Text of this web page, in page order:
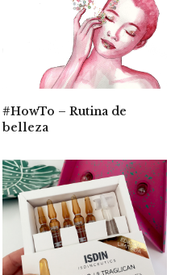
#HowTo – Rutina de
belleza